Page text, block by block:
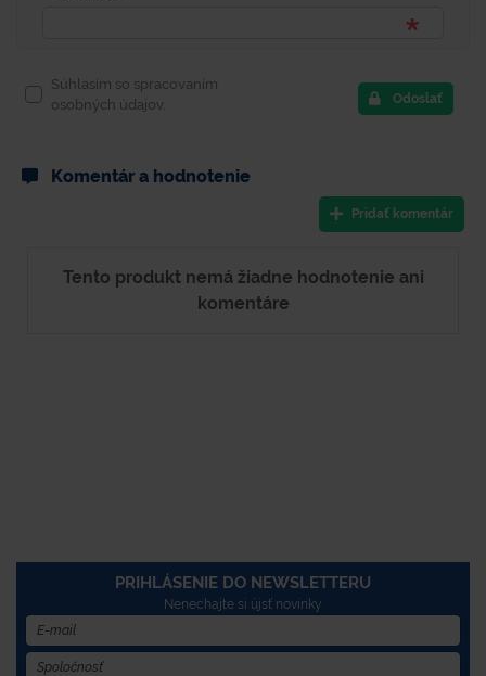
Súhlasím so spracovaním
osobných údajov.
Odoslať
Komentár a hodnotenie
Pridať komentár
Tento produkt nemá žiadne hodnotenie ani
komentáre
PRIHLÁSENIE DO NEWSLETTERU
Nenechajte si újsť novinky